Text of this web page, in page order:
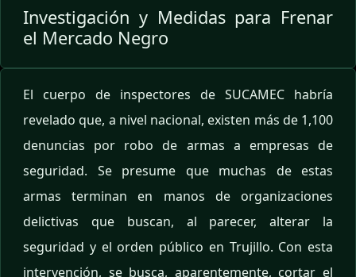
Investigación y Medidas para Frenar
el Mercado Negro
El cuerpo de inspectores de SUCAMEC habría
revelado que, a nivel nacional, existen más de 1,100
denuncias por robo de armas a empresas de
seguridad. Se presume que muchas de estas
armas terminan en manos de organizaciones
delictivas que buscan, al parecer, alterar la
seguridad y el orden público en Trujillo. Con esta
intervención, se busca, aparentemente, cortar el